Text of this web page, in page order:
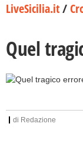
LiveSicilia.it/
Quel
di Redazione